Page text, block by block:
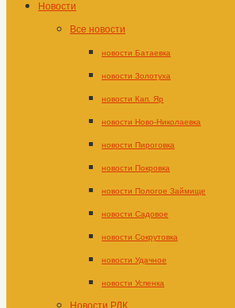
Новости
Все новости
новости Батаевка
новости Золотуха
новости Кап. Яр
новости Ново-Николаевка
новости Пироговка
новости Покровка
новости Пологое Займище
новости Садовое
новости Сокрутовка
новости Удачное
новости Успенка
Новости РДК